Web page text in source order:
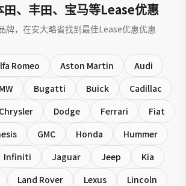
田、丰田、宝马等Lease优惠
牌，在安大略省找到最佳Lease优惠优惠
Romeo Aston Martin
Audi
Bugatti Buick
Cadillac
Chrysler Dodge Ferrari
Fiat
GMC Honda
Hummer
Infiniti Jaguar Jeep
Kia
Land Rover Lexus
Lincoln